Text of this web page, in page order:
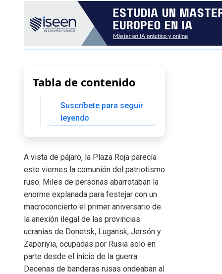
Tabla de contenido
Suscríbete para seguir
leyendo
A vista de pájaro, la Plaza Roja parecía
este viernes la comunión del patriotismo
ruso. Miles de personas abarrotaban la
enorme explanada para festejar con un
macroconcierto el primer aniversario de
la anexión ilegal de las provincias
ucranias de Donetsk, Lugansk, Jersón y
Zaporiyia, ocupadas por Rusia solo en
parte desde el inicio de la guerra.
Decenas de banderas rusas ondeaban al